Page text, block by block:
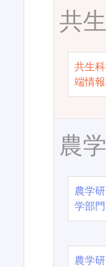
共
共生
端情
農
農学
学部門
農学